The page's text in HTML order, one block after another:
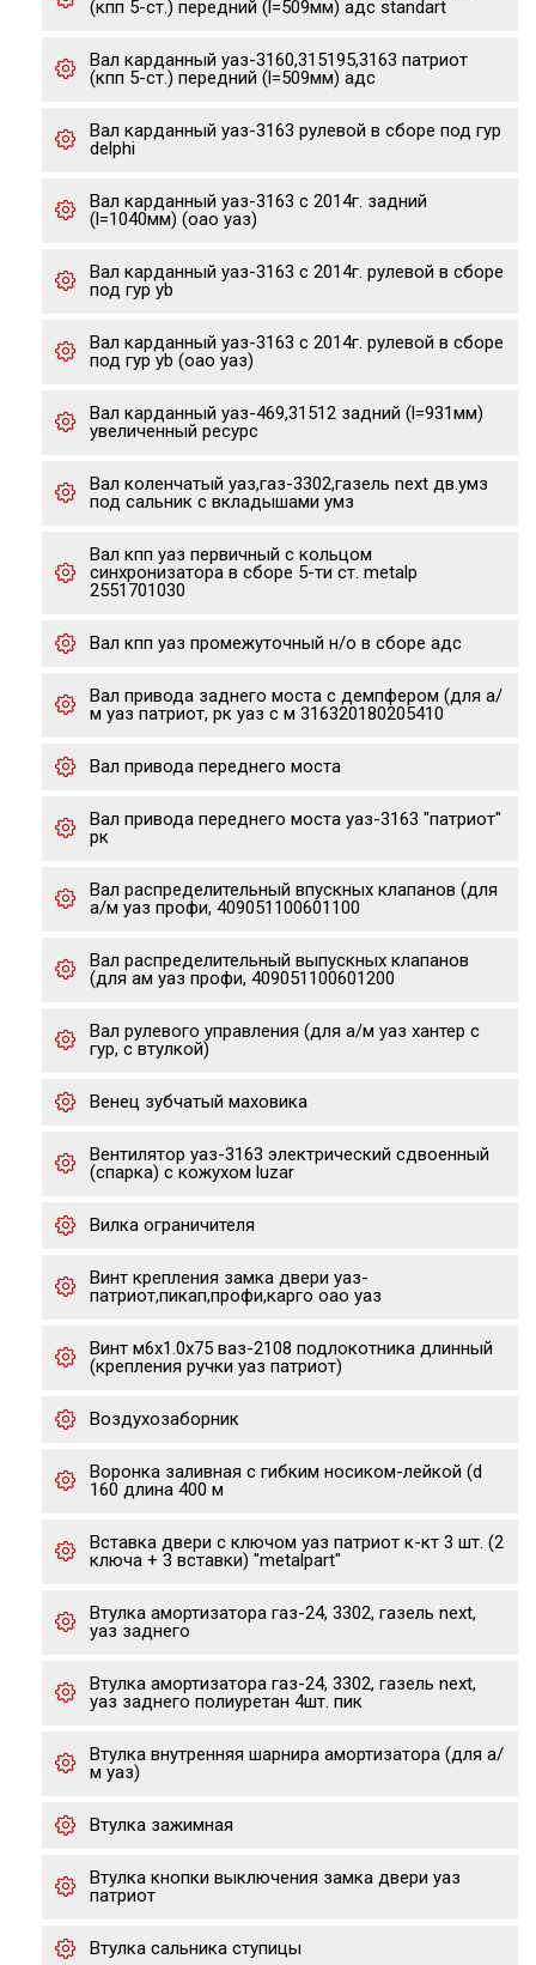
(кпп 5-ст.) передний (l=509мм) адс standart
Вал карданный уаз-3160,315195,3163 патриот
(кпп 5-ст.) передний (l=509мм) адс
Вал карданный уаз-3163 рулевой в сборе под гур
delphi
Вал карданный уаз-3163 с 2014г. задний
(l=1040мм) (оао уаз)
Вал карданный уаз-3163 с 2014г. рулевой в сборе
под гур yb
Вал карданный уаз-3163 с 2014г. рулевой в сборе
под гур yb (оао уаз)
Вал карданный уаз-469,31512 задний (l=931мм)
увеличенный ресурс
Вал коленчатый уаз,газ-3302,газель next дв.умз
под сальник с вкладышами умз
Вал кпп уаз первичный с кольцом
синхронизатора в сборе 5-ти ст. metalp
2551701030
Вал кпп уаз промежуточный н/о в сборе адс
Вал привода заднего моста с демпфером (для а/
м уаз патриот, рк уаз с м 316320180205410
Вал привода переднего моста
Вал привода переднего моста уаз-3163 "патриот"
рк
Вал распределительный впускных клапанов (для
а/м уаз профи, 409051100601100
Вал распределительный выпускных клапанов
(для ам уаз профи, 409051100601200
Вал рулевого управления (для а/м уаз хантер с
гур, с втулкой)
Венец зубчатый маховика
Вентилятор уаз-3163 электрический сдвоенный
(спарка) с кожухом luzar
Вилка ограничителя
Винт крепления замка двери уаз-
патриот,пикап,профи,карго оао уаз
Винт м6х1.0х75 ваз-2108 подлокотника длинный
(крепления ручки уаз патриот)
Воздухозаборник
Воронка заливная с гибким носиком-лейкой (d
160 длина 400 м
Вставка двери с ключом уаз патриот к-кт 3 шт. (2
ключа + 3 вставки) "metalpart"
Втулка амортизатора газ-24, 3302, газель next,
уаз заднего
Втулка амортизатора газ-24, 3302, газель next,
уаз заднего полиуретан 4шт. пик
Втулка внутренняя шарнира амортизатора (для а/
м уаз)
Втулка зажимная
Втулка кнопки выключения замка двери уаз
патриот
Втулка сальника ступицы